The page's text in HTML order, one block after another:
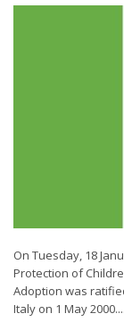
On Tuesday, 18
Protection of
Adoption was
Italy on 1 May 2000....